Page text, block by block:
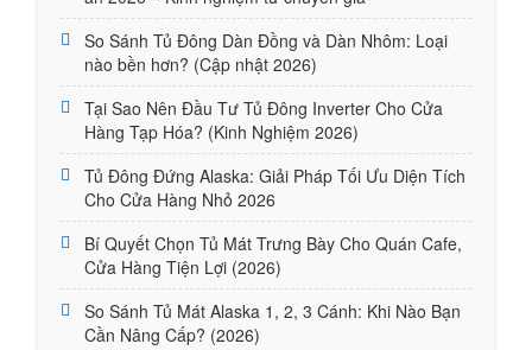
So Sánh Tủ Đông Dàn Đồng và Dàn Nhôm: Loại
nào bền hơn? (Cập nhật 2026)
Tại Sao Nên Đầu Tư Tủ Đông Inverter Cho Cửa
Hàng Tạp Hóa? (Kinh Nghiệm 2026)
Tủ Đông Đứng Alaska: Giải Pháp Tối Ưu Diện Tích
Cho Cửa Hàng Nhỏ 2026
Bí Quyết Chọn Tủ Mát Trưng Bày Cho Quán Cafe,
Cửa Hàng Tiện Lợi (2026)
So Sánh Tủ Mát Alaska 1, 2, 3 Cánh: Khi Nào Bạn
Cần Nâng Cấp? (2026)